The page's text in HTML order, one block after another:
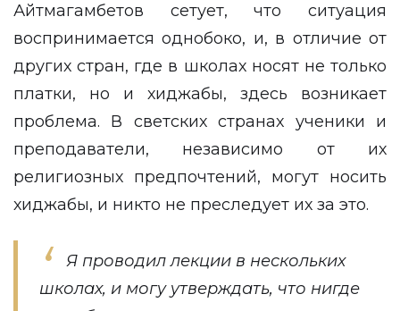
Айтмагамбетов сетует, что ситуация
воспринимается однобоко, и, в отличие от
других стран, где в школах носят не только
платки, но и хиджабы, здесь возникает
проблема. В светских странах ученики и
преподаватели, независимо от их
религиозных предпочтений, могут носить
хиджабы, и никто не преследует их за это.
Я проводил лекции в нескольких
школах, и могу утверждать, что нигде